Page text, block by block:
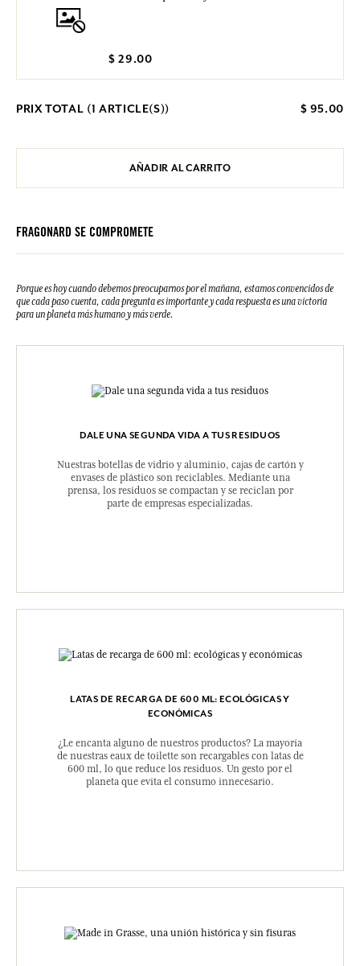
$ 29.00
PRIX TOTAL (1 ARTICLE(S)) $ 95.00
AÑADIR AL CARRITO
FRAGONARD SE COMPROMETE
Porque es hoy cuando debemos preocuparnos por el mañana, estamos convencidos de
que cada paso cuenta, cada pregunta es importante y cada respuesta es una victoria
para un planeta más humano y más verde.
DALE UNA SEGUNDA VIDA A TUS RESIDUOS
Nuestras botellas de vidrio y aluminio, cajas de cartón y
envases de plástico son reciclables. Mediante una
prensa, los residuos se compactan y se reciclan por
parte de empresas especializadas.
LATAS DE RECARGA DE 600 ML: ECOLÓGICAS Y
ECONÓMICAS
¿Le encanta alguno de nuestros productos? La mayoría
de nuestras eaux de toilette son recargables con latas de
600 ml, lo que reduce los residuos. Un gesto por el
planeta que evita el consumo innecesario.